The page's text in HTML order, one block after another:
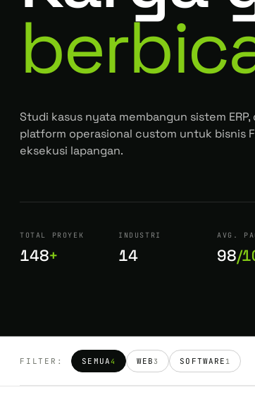
Studi kasus nyata membangun sistem ERP,
platform operasional custom untuk bisnis
eksekusi lapangan.
TOTAL PROYEK
148+
INDUSTRI
14
AVG.
98/
FILTER: SEMUA4 WEB3 SOFTWARE 1